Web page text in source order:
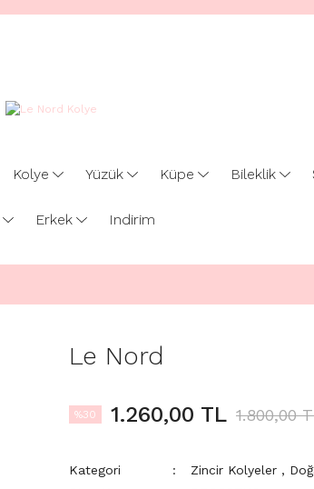
Kolye Yüzük Küpe Bileklik
Erkek Indirim
Le Nord
%30 1.260,00 TL 1.800,00
Kategori Zincir Kolyeler ,